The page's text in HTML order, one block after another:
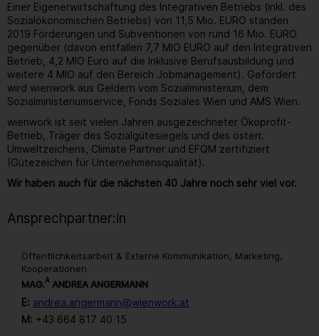
Einer Eigenerwirtschaftung des Integrativen Betriebs (inkl. des
Sozialökonomischen Betriebs) von 11,5 Mio. EURO standen
2019 Förderungen und Subventionen von rund 16 Mio. EURO
gegenüber (davon entfallen 7,7 MIO EURO auf den Integrativen
Betrieb, 4,2 MIO Euro auf die Inklusive Berufsausbildung und
weitere 4 MIO auf den Bereich Jobmanagement). Gefördert
wird wienwork aus Geldern vom Sozialministerium, dem
Sozialministeriumservice, Fonds Soziales Wien und AMS Wien.
wienwork ist seit vielen Jahren ausgezeichneter Ökoprofit-
Betrieb, Träger des Sozialgütesiegels und des österr.
Umweltzeichens, Climate Partner und EFQM zertifiziert
(Gütezeichen für Unternehmensqualität).
Wir haben auch für die nächsten 40 Jahre noch sehr viel vor.
Ansprechpartner:in
Öffentlichkeitsarbeit & Externe Kommunikation, Marketing,
Kooperationen
MAG.A ANDREA ANGERMANN
E: andrea.angermann@wienwork.at
M: +43 664 817 40 15